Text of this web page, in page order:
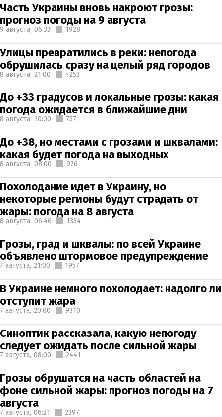
Часть Украины вновь накроют грозы:
прогноз погоды на 9 августа
9 августа, 06:33 1928
Улицы превратились в реки: непогода
обрушилась сразу на целый ряд городов
8 августа, 21:00 4253
До +33 градусов и локальные грозы: какая
погода ожидается в ближайшие дни
8 августа, 20:00 757
До +38, но местами с грозами и шквалами:
какая будет погода на выходных
8 августа, 08:00 976
Похолодание идет в Украину, но
некоторые регионы будут страдать от
жары: погода на 8 августа
8 августа, 06:46 1334
Грозы, град и шквалы: по всей Украине
объявлено штормовое предупреждение
7 августа, 21:00 1957
В Украине немного похолодает: надолго ли
отступит жара
7 августа, 20:00 9310
Синоптик рассказала, какую непогоду
следует ожидать после сильной жары
7 августа, 08:00 2441
Грозы обрушатся на часть областей на
фоне сильной жары: прогноз погоды на 7
августа
7 августа, 06:21 2397